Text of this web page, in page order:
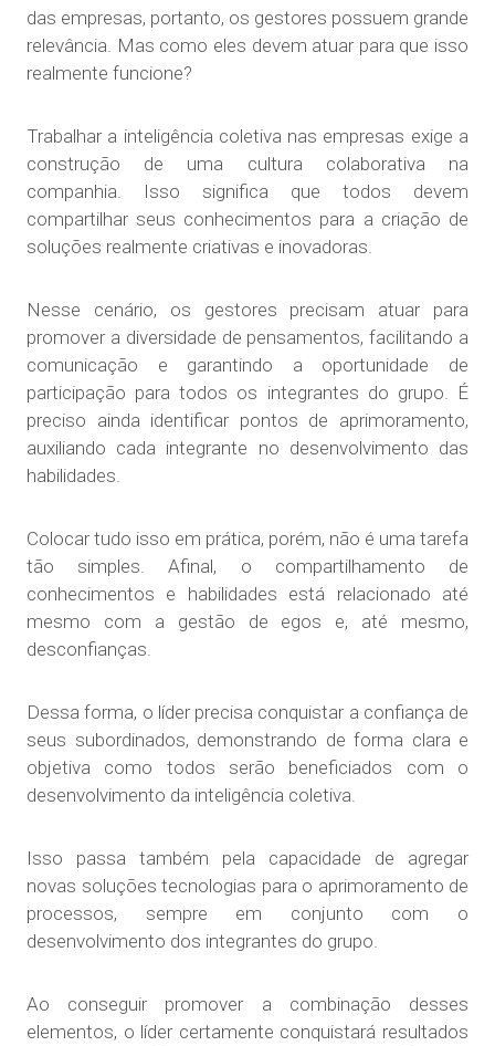
das empresas, portanto, os gestores possuem grande
relevância. Mas como eles devem atuar para que isso
realmente funcione?
Trabalhar a inteligência coletiva nas empresas exige a
construção de uma cultura colaborativa na
companhia. Isso significa que todos devem
compartilhar seus conhecimentos para a criação de
soluções realmente criativas e inovadoras.
Nesse cenário, os gestores precisam atuar para
promover a diversidade de pensamentos, facilitando a
comunicação e garantindo a oportunidade de
participação para todos os integrantes do grupo. É
preciso ainda identificar pontos de aprimoramento,
auxiliando cada integrante no desenvolvimento das
habilidades.
Colocar tudo isso em prática, porém, não é uma tarefa
tão simples. Afinal, o compartilhamento de
conhecimentos e habilidades está relacionado até
mesmo com a gestão de egos e, até mesmo,
desconfianças.
Dessa forma, o líder precisa conquistar a confiança de
seus subordinados, demonstrando de forma clara e
objetiva como todos serão beneficiados com o
desenvolvimento da inteligência coletiva.
Isso passa também pela capacidade de agregar
novas soluções tecnologias para o aprimoramento de
processos, sempre em conjunto com o
desenvolvimento dos integrantes do grupo.
Ao conseguir promover a combinação desses
elementos, o líder certamente conquistará resultados